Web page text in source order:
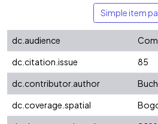
Simple item
dc.audience
dc.citation.issue
85
dc.contributor.author
dc.coverage.spatial